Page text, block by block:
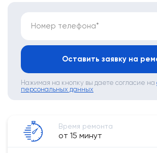
Номер телефона*
Оставить заявку на
Нажимая на кнопку вы даете согласие на
персональных данных
Время ремонта
от 15 минут